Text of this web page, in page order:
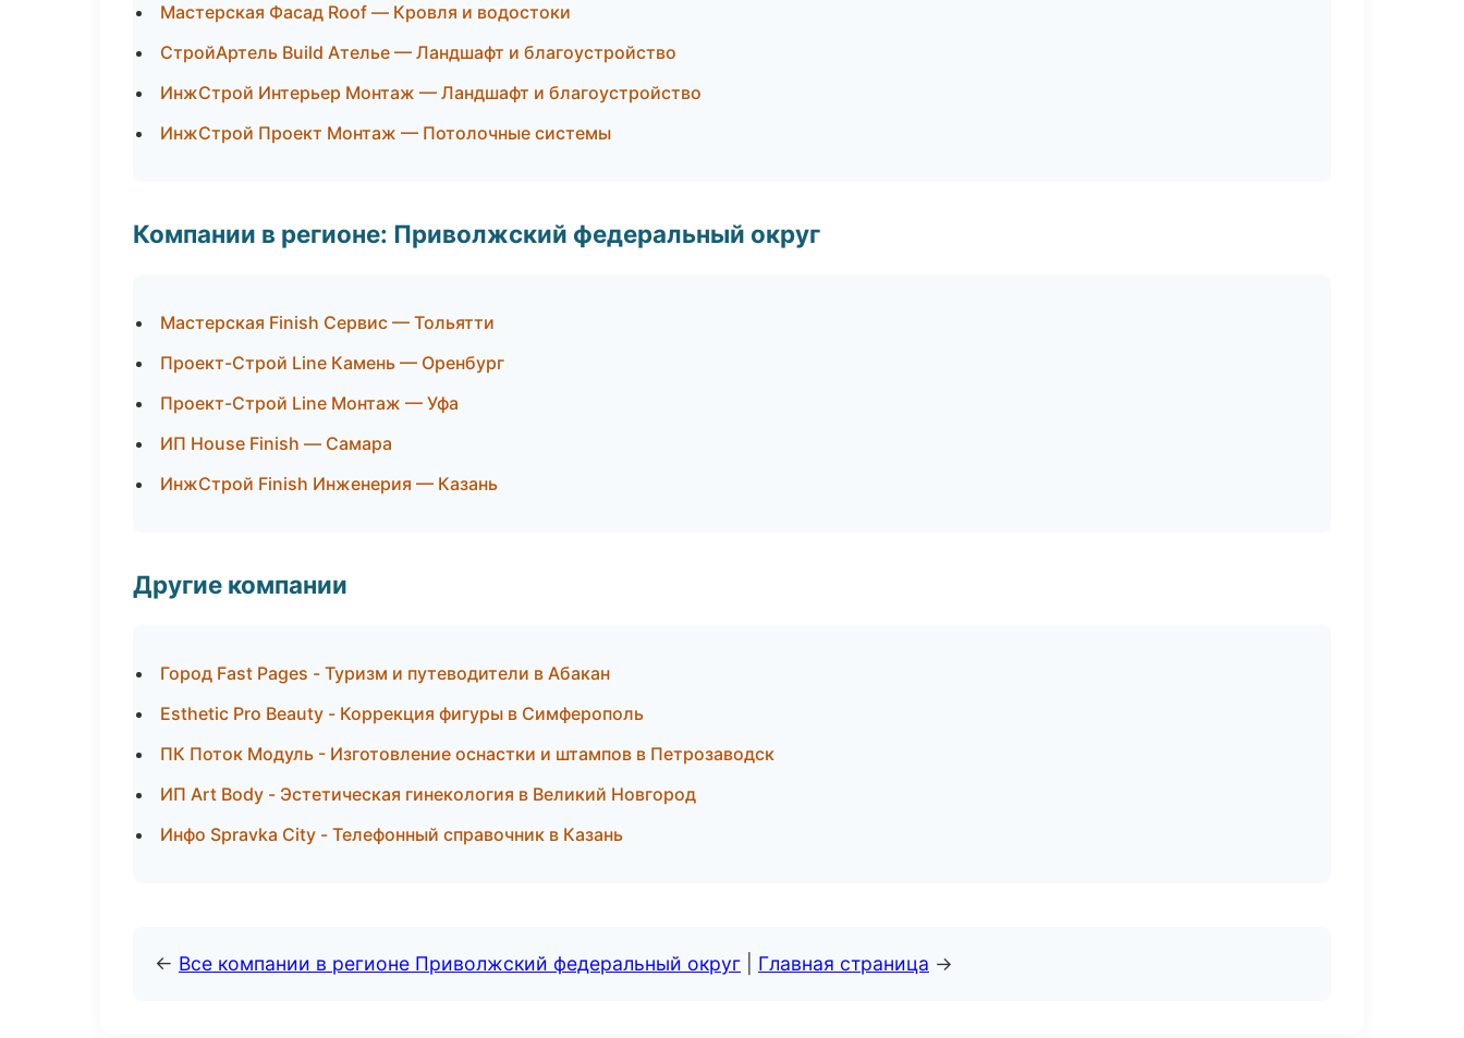
Мастерская Фасад Roof — Кровля и водостоки
СтройАртель Build Ателье — Ландшафт и благоустройство
ИнжСтрой Интерьер Монтаж — Ландшафт и благоустройство
ИнжСтрой Проект Монтаж — Потолочные системы
Компании в регионе: Приволжский федеральный округ
Мастерская Finish Сервис — Тольятти
Проект-Строй Line Камень — Оренбург
Проект-Строй Line Монтаж — Уфа
ИП House Finish — Самара
ИнжСтрой Finish Инженерия — Казань
Другие компании
Город Fast Pages - Туризм и путеводители в Абакан
Esthetic Pro Beauty - Коррекция фигуры в Симферополь
ПК Поток Модуль - Изготовление оснастки и штампов в Петрозаводск
ИП Art Body - Эстетическая гинекология в Великий Новгород
Инфо Spravka City - Телефонный справочник в Казань
← Все компании в регионе Приволжский федеральный округ Главная страница →